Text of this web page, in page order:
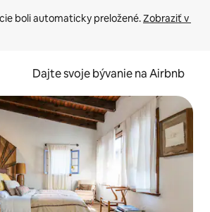
boli automaticky preložené. Zobraziť v
Dajte svoje bývanie na Airbnb